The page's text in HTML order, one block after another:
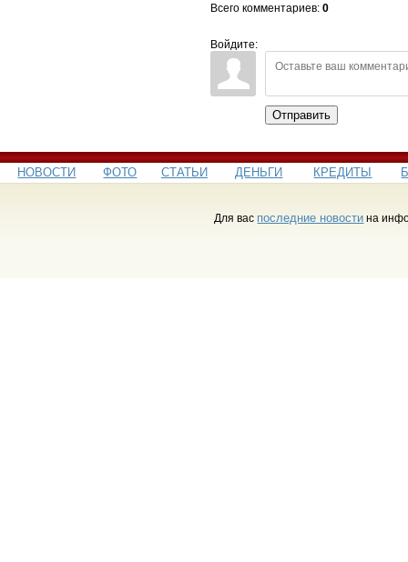
Всего комментариев: 0
Войдите:
Отправить
НОВОСТИ ФОТО СТАТЬИ ДЕНЬГИ КРЕДИТЫ
Для вас последние новости на